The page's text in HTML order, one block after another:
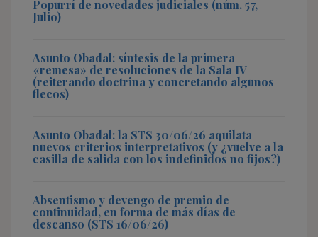
Popurrí de novedades judiciales (núm. 57,
Julio)
Asunto Obadal: síntesis de la primera
«remesa» de resoluciones de la Sala IV
(reiterando doctrina y concretando algunos
flecos)
Asunto Obadal: la STS 30/06/26 aquilata
nuevos criterios interpretativos (y ¿vuelve a la
casilla de salida con los indefinidos no fijos?)
Absentismo y devengo de premio de
continuidad, en forma de más días de
descanso (STS 16/06/26)